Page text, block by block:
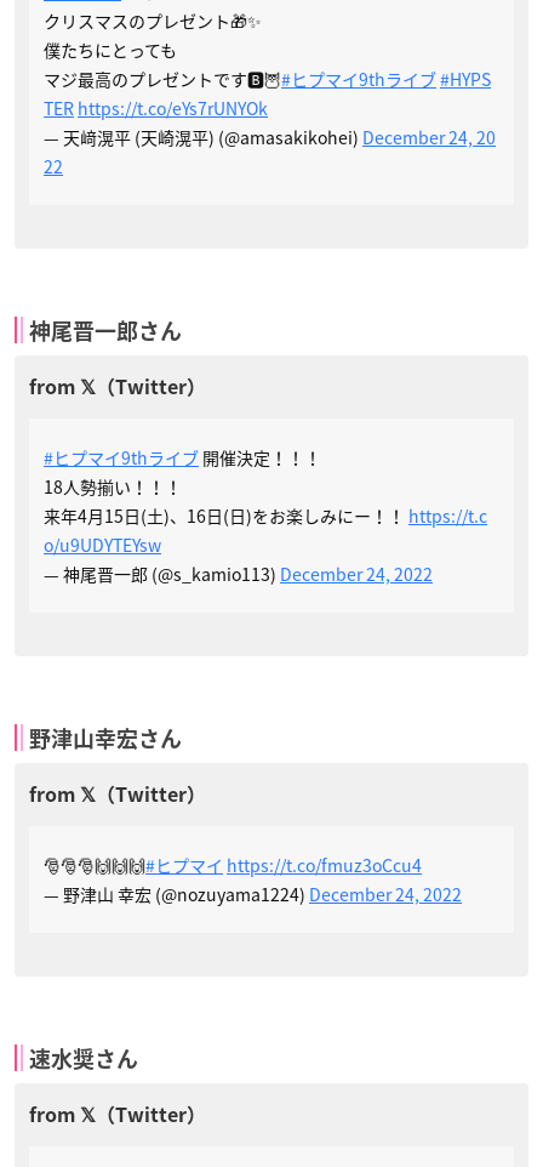
クリスマスのプレゼント🎁✨
僕たちにとっても
マジ最高のプレゼントです🅱️🦉#ヒプマイ9thライブ#HYPS
TER https://t.co/eYs7rUNYOk
— 天﨑滉平 (天崎滉平) (@amasakikohei) December 24, 20
22
神尾晋一郎さん
#ヒプマイ9thライブ 開催決定！！！
18人勢揃い！！！
来年4月15日(土)、16日(日)をお楽しみにー！！ https://t.c
o/u9UDYTEYsw
— 神尾晋一郎 (@s_kamio113) December 24, 2022
野津山幸宏さん
🎅🎅🎅🙌🙌🙌#ヒプマイ https://t.co/fmuz3oCcu4
— 野津山 幸宏 (@nozuyama1224) December 24, 2022
速水奨さん